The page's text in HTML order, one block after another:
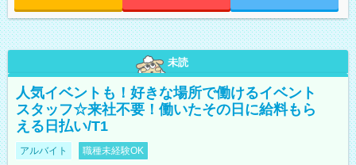
未読
人気イベントも！好きな場所で働けるイベント
スタッフ☆来社不要！働いたその日に給料もら
える日払い/T1
アルバイト 職種未経験OK